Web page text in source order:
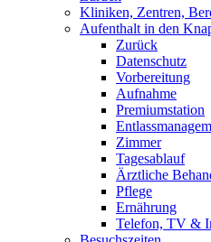
Kliniken, Zentren,
Aufenthalt in den
Zurück
Datenschutz
Vorbereitung
Aufnahme
Premiumstation
Zimmer
Tagesablauf
Ärztliche
Pflege
Ernährung
Telefon, TV &